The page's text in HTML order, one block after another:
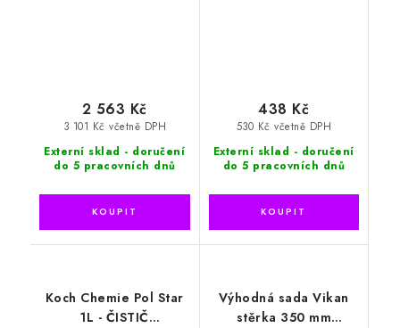
Externí sklad - doručení
do 5 pracovních dnů
3 101 Kč včetně DPH
2 563 Kč
Externí sklad - doručení
do 5 pracovních dnů
530 Kč včetně DPH
438 Kč
Koch Chemie Pol Star
1L - ČISTIČ
Výhodná sada Vikan
stěrka 350 mm